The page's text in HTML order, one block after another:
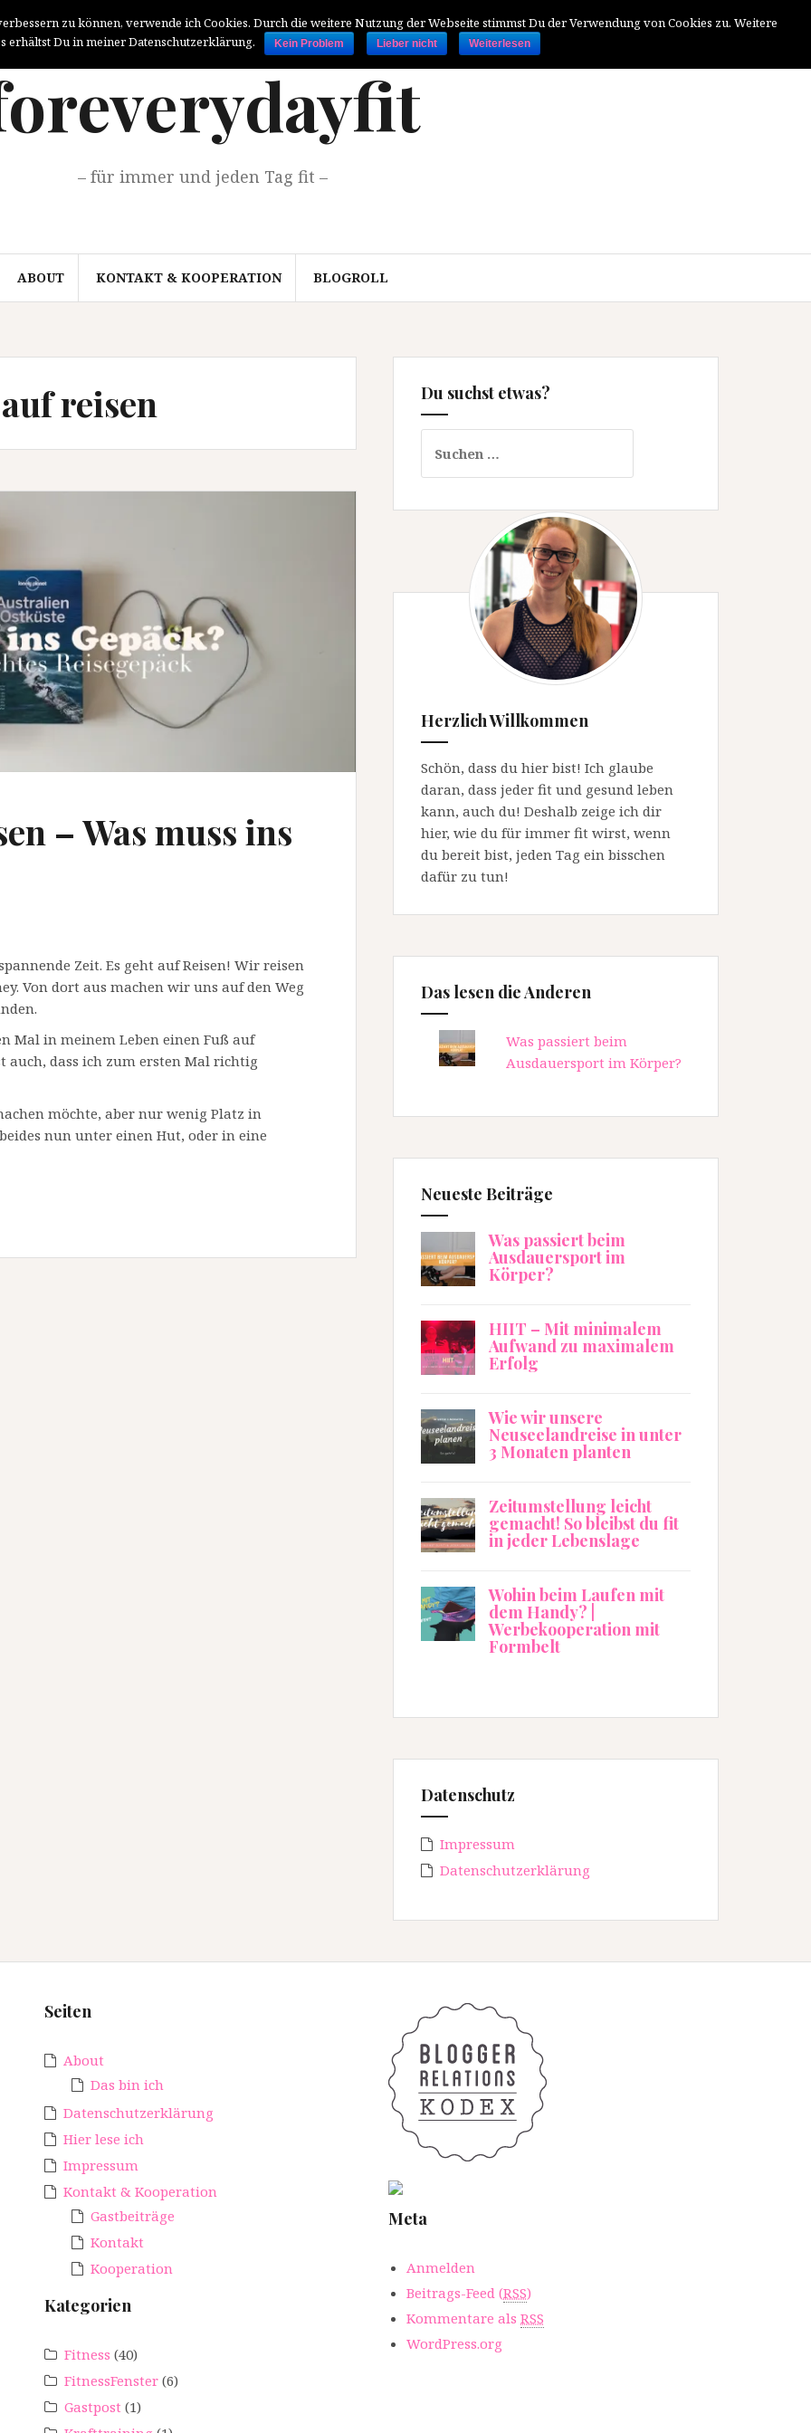
– für immer und jeden Tag fit –
ABOUT KONTAKT & KOOPERATION BLOGROLL
reisen
– Was muss ins
Zeit. Es geht auf Reisen! Wir reisen
Von dort aus machen wir uns auf den Weg
Mal in meinem Leben einen Fuß auf
auch, dass ich zum ersten Mal richtig
möchte, aber nur wenig Platz in
nun unter einen Hut, oder in eine
Du suchst etwas?
nach:
Herzlich Willkommen
Schön, dass du hier bist! Ich glaube
daran, dass jeder fit und gesund leben
kann, auch du! Deshalb zeige ich dir
hier, wie du für immer fit wirst, wenn
du bereit bist, jeden Tag ein bisschen
dafür zu tun!
Das lesen die Anderen
Was passiert beim
Ausdauersport im Körper?
Neueste Beiträge
Was passiert beim
Ausdauersport im
Körper?
HIIT – Mit minimalem
Aufwand zu maximalem
Erfolg
Wie wir unsere
Neuseelandreise in unter
3 Monaten planten
Zeitumstellung leicht
gemacht! So bleibst du fit
in jeder Lebenslage
Wohin beim Laufen mit
dem Handy? |
Werbekooperation mit
Formbelt
Datenschutz
Impressum
Datenschutzerklärung
Seiten
About
Das bin ich
Datenschutzerklärung
Hier lese ich
Impressum
Kontakt & Kooperation
Gastbeiträge
Kontakt
Kooperation
Kategorien
Fitness (40)
FitnessFenster (6)
Gastpost (1)
Meta
Anmelden
Beitrags-Feed (RSS)
Kommentare als RSS
WordPress.org
zu können, verwende ich Cookies. Durch die weitere Nutzung der Webseite stimmst Du der Verwendung von Cookies zu. Weitere
erhältst Du in meiner Datenschutzerklärung.
Kein Problem Lieber nicht Weiterlesen